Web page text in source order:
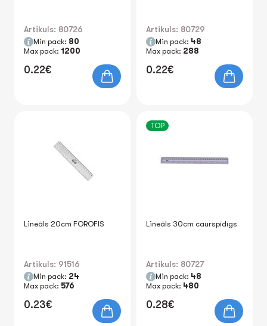
Artikuls: 80726
Min pack: 80
Max pack: 1200
0.22€
Artikuls: 80729
Min pack: 48
Max pack: 288
0.22€
Lineāls 20cm FOROFIS
Artikuls: 91516
Min pack: 24
Max pack: 576
0.23€
TOP
Lineāls 30cm caurspīdīgs
Artikuls: 80727
Min pack: 48
Max pack: 480
0.28€